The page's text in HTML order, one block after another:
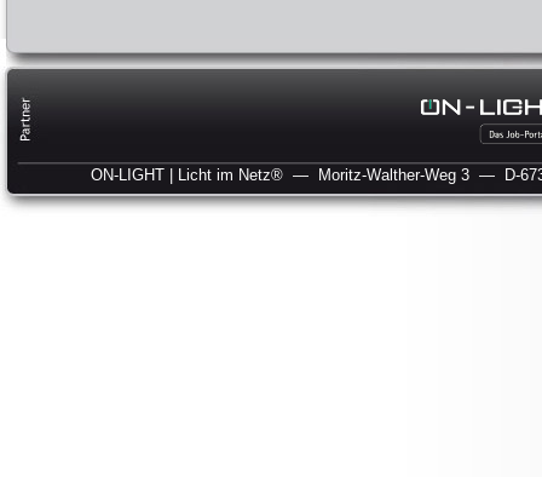
ON-LIGHT | Licht im Netz® — Moritz-Walther-Weg 3 — D-